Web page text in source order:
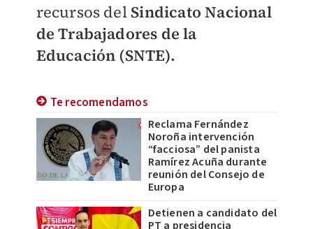
recursos del Sindicato Nacional
de Trabajadores de la
Educación (SNTE).
Te recomendamos
Reclama Fernández
Noroña intervención
“facciosa” del panista
Ramírez Acuña durante
reunión del Consejo de
Europa
Detienen a candidato del
PT a presidencia